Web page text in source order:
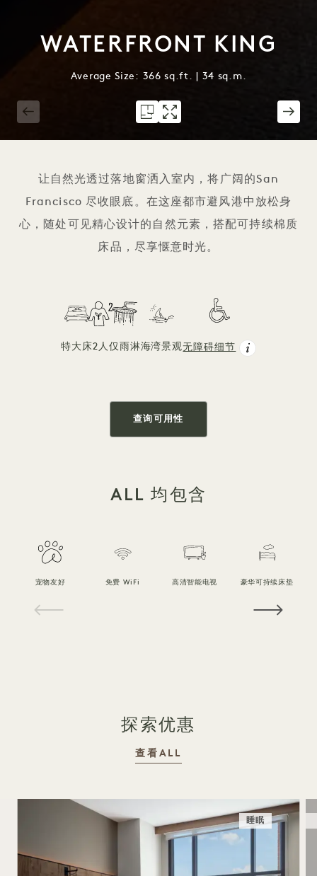
WATERFRONT KING
Average Size: 366 sq.ft. | 34 sq.m.
让自然光透过落地窗洒入室内，将广阔的San
Francisco 尽收眼底。在这座都市避风港中放松身
心，随处可见精心设计的自然元素，搭配可持续棉质
床品，尽享惬意时光。
特大床2人 仅雨淋海湾景观无障碍细节
查询可用性
ALL 均包含
宠物友好 免费 WiFi 高清智能电视 豪华可持续床垫
探索优惠
查看ALL
睡眠